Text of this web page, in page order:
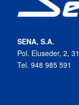
SENA, S.A.
Pol. Eluseder, 2,
Tel. 948 985 591